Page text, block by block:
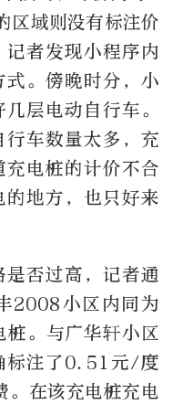
区域则没有标注价
者发现小程序内
式。傍晚时分，小
层电动自行车。
车数量太多，充
充电桩的计价不合
地方，也只好来
否过高，记者通
2008小区内同为
。与广华轩小区
标注了0.51元/度
在该充电桩充电